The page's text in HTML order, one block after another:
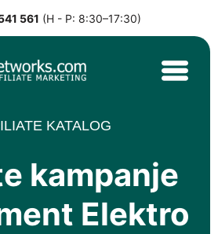
561 (H - P: 8:30–17:30)
síť v CEE
KATALOG
kampanje
Elektro